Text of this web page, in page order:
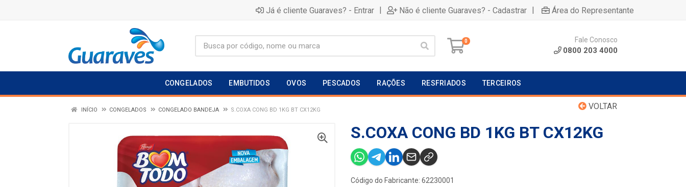
Já é cliente Guaraves? - Entrar | Não é cliente Guaraves? - Cadastrar | Área do Representante
0 Fale Conosco
0800 203 4000
CONGELADOS EMBUTIDOS OVOS PESCADOS RAÇÕES RESFRIADOS TERCEIROS
VOLTAR
INÍCIO CONGELADOS CONGELADO BANDEJA S.COXA CONG BD 1KG BT CX12KG
S.COXA CONG BD 1KG BT CX12KG
Código do Fabricante: 62230001